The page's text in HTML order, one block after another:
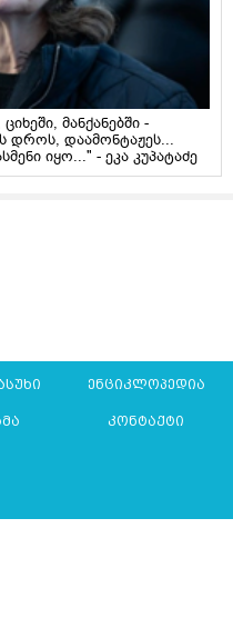
მანქანებში -
დაამონტაჟეს...
იყო..." - ეკა კუპატაძე
ენციკლოპედია
კონტაქტი